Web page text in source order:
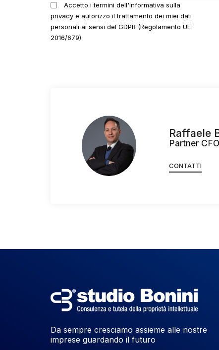
Accetto i termini dell'informativa sulla
privacy e autorizzo il trattamento dei miei dati
personali ai sensi del GDPR (Regolamento UE
2016/679).
Raffaele
Partner
CONTATTI
Da sempre cresciamo assieme alle nostre
imprese guardando il futuro